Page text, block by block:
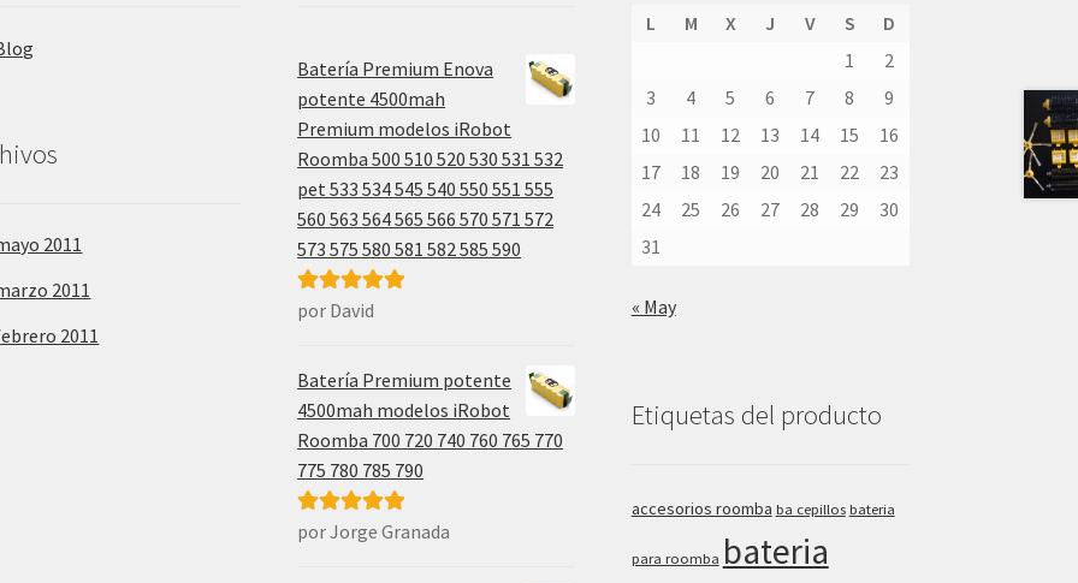
2011
2011
2011
Batería Premium Enova
potente 4500mah
Premium modelos iRobot
Roomba 500 510 520 530 531 532
pet 533 534 545 540 550 551 555
560 563 564 565 566 570 571 572
573 575 580 581 582 585 590
Valorado con
por David
Batería Premium potente
4500mah modelos iRobot
Roomba 700 720 740 760 765 770
775 780 785 790
Valorado con
por Jorge Granada
L M X J V S
D
1
2
3
4 5 6 7 8
9
10
11 12 13 14 15
16
17
18 19 20 21 22
23
24
25 26 27 28 29
30
31
« May
Etiquetas del producto
accesorios roomba ba cepillos bateria
para roomba bateria